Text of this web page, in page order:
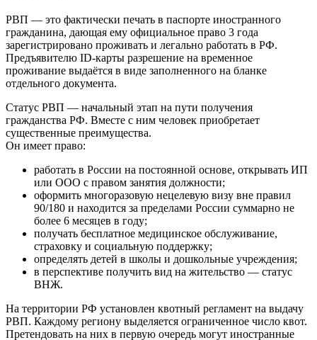
РВП — это фактически печать в паспорте иностранного
гражданина, дающая ему официальное право 3 года
зарегистрировано проживать и легально работать в РФ.
Предъявителю ID-карты разрешение на временное
проживание выдаётся в виде заполненного на бланке
отдельного документа.
Статус РВП — начальный этап на пути получения
гражданства РФ. Вместе с ним человек приобретает
существенные преимущества.
Он имеет право:
работать в России на постоянной основе, открывать ИП
или ООО с правом занятия должности;
оформить многоразовую нецелевую визу вне правил
90/180 и находится за пределами России суммарно не
более 6 месяцев в году;
получать бесплатное медицинское обслуживание,
страховку и социальную поддержку;
определять детей в школы и дошкольные учреждения;
в перспективе получить вид на жительство — статус
ВНЖ.
На территории РФ установлен квотный регламент на выдачу
РВП. Каждому региону выделяется ограниченное число квот.
Претендовать на них в первую очередь могут иностранные